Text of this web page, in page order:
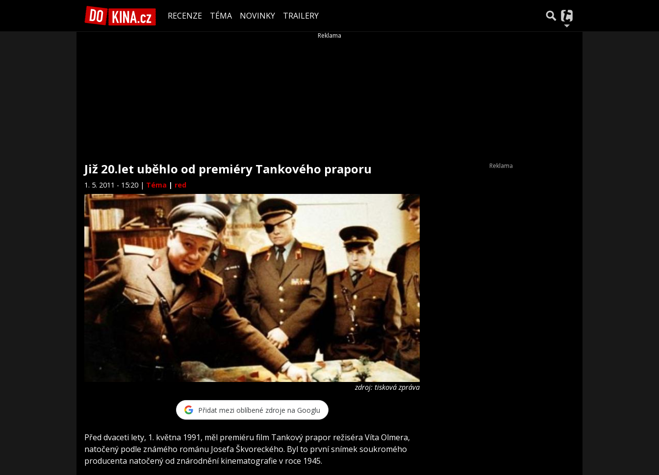
RECENZE TÉMA NOVINKY TRAILERY
Již 20.let uběhlo od premiéry Tankového praporu
1. 5. 2011 - 15:20 | Téma | red
zdroj: tisková zpráva
Přidat mezi oblíbené zdroje na Googlu
Před dvaceti lety, 1. května 1991, měl premiéru film Tankový prapor režiséra Víta Olmera,
natočený podle známého románu Josefa Škvoreckého. Byl to první snímek soukromého
producenta natočený od znárodnění kinematografie v roce 1945.